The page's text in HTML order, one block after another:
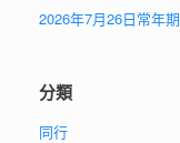
2026年7月26日常年
分類
同行